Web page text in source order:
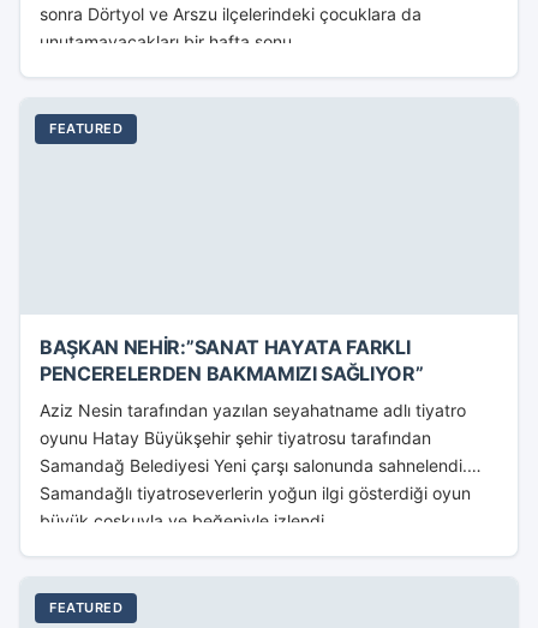
sonra Dörtyol ve Arszu ilçelerindeki çocuklara da
unutamayacakları bir hafta sonu...
FEATURED
BAŞKAN NEHİR:”SANAT HAYATA FARKLI
PENCERELERDEN BAKMAMIZI SAĞLIYOR”
Aziz Nesin tarafından yazılan seyahatname adlı tiyatro
oyunu Hatay Büyükşehir şehir tiyatrosu tarafından
Samandağ Belediyesi Yeni çarşı salonunda sahnelendi.
Samandağlı tiyatroseverlerin yoğun ilgi gösterdiği oyun
büyük coşkuyla ve beğeniyle izlendi....
FEATURED